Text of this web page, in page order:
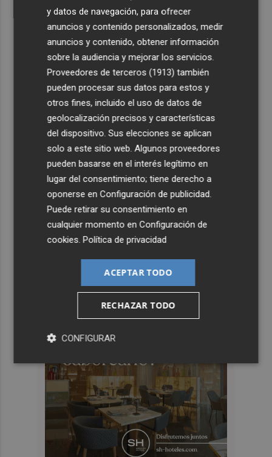
y datos de navegación, para ofrecer
anuncios y contenido personalizados, medir
anuncios y contenido, obtener información
sobre la audiencia y mejorar los servicios.
Proveedores de terceros (1913) también
pueden procesar sus datos para estos y
otros fines, incluido el uso de datos de
geolocalización precisos y características
del dispositivo. Sus elecciones se aplican
solo a este sitio web. Algunos proveedores
pueden basarse en el interés legítimo en
lugar del consentimiento; tiene derecho a
oponerse enConfiguración de publicidad
Puede retirar su consentimiento en
cualquier momento enConfiguración de
cookies .Política de privacidad
ACEPTAR TODO
RECHAZAR TODO
CONFIGURAR